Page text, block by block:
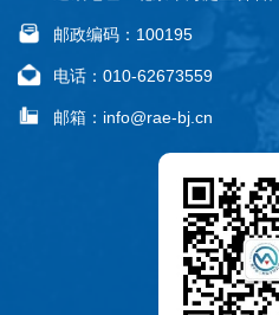
邮政编码：100195
电话：010-62673559
邮箱：info@rae-bj.cn